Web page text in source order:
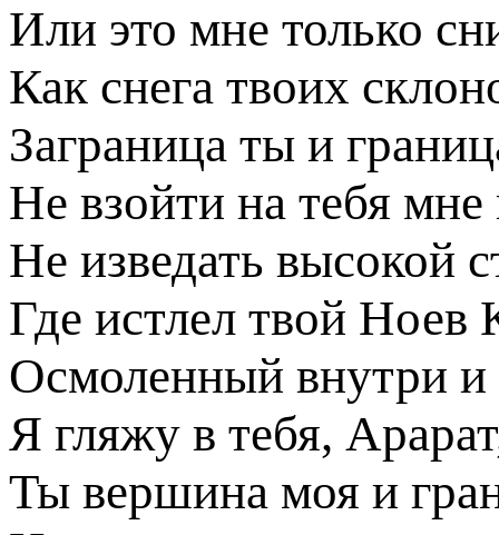
Или это мне только
Как снега твоих
Заграница ты и
Не взойти на тебя мне
Не изведать высокой
Где истлел твой Ноев
Осмоленный внутри и
Я гляжу в тебя,
Ты вершина моя и